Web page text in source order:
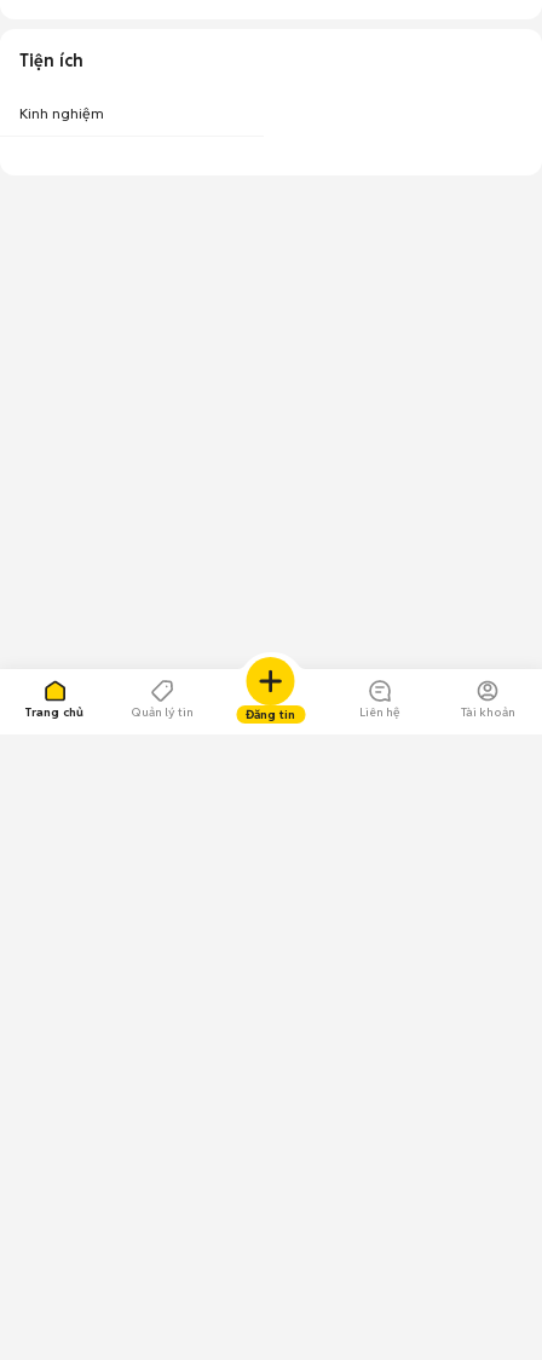
Trang chủ Quản lý tin Đăng tin Liên hệ Tài khoản
Tiện ích
Kinh nghiệm